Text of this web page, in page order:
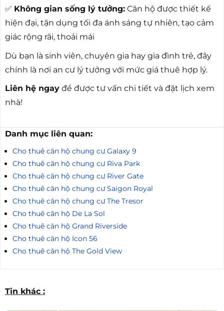
✅ Không gian sống lý tưởng: Căn hộ được thiết kế
hiện đại, tận dụng tối đa ánh sáng tự nhiên, tạo cảm
giác rộng rãi, thoải mái
Dù bạn là sinh viên, chuyên gia hay gia đình trẻ, đây
chính là nơi an cư lý tưởng với mức giá thuê hợp lý.
Liên hệ ngay để được tư vấn chi tiết và đặt lịch xem
nhà!
Danh mục liên quan:
Cho thuê căn hộ chung cư Galaxy 9
Cho thuê căn hộ chung cư Riva Park
Cho thuê căn hộ chung cư River Gate
Cho thuê căn hộ chung cư Saigon Royal
Cho thuê căn hộ chung cư The Tresor
Cho thuê căn hộ De La Sol
Cho thuê căn hộ Grand Riverside
Cho thuê căn hộ Icon 56
Cho thuê căn hộ The Gold View
Tin khác :